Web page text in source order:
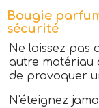
Bougie
sécurité
Ne laissez pas
autre matériau
de provoquer
N'éteignez